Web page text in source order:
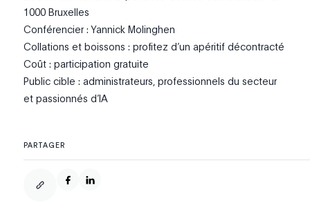
1000 Bruxelles
Conférencier : Yannick Molinghen
Collations et boissons : profitez d’un apéritif décontracté
Coût : participation gratuite
Public cible : administrateurs, professionnels du secteur
et passionnés d’IA
PARTAGER